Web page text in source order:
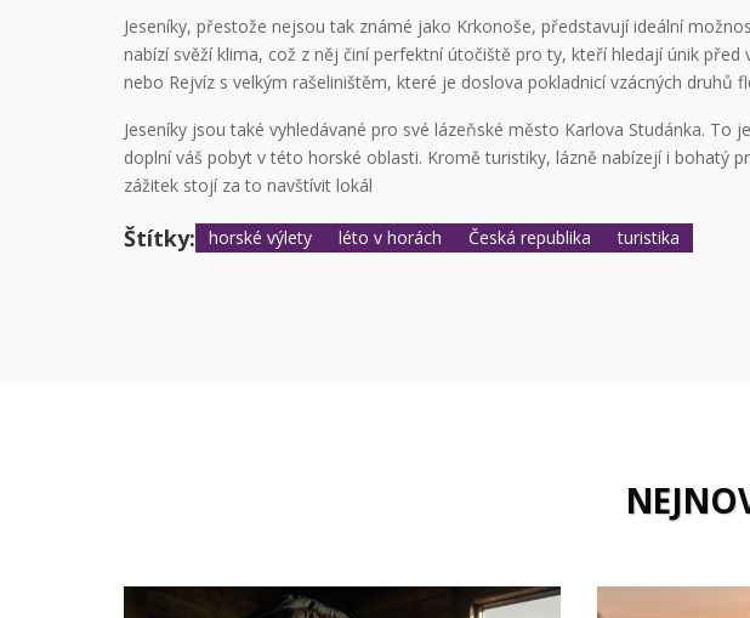
Jeseníky, přestože nejsou tak známé jako Krkonoše, představují ideální
nabízí svěží klima, což z něj činí perfektní útočiště pro ty, kteří hledají únik
nebo Rejvíz s velkým rašeliništěm, které je doslova pokladnicí vzácných druhů
Jeseníky jsou také vyhledávané pro své lázeňské město Karlova Studánka.
doplní váš pobyt v této horské oblasti. Kromě turistiky, lázně nabízejí i bohatý
zážitek stojí za to navštívit lokál
Štítky: horské výlety léto v horách Česká republika turistika